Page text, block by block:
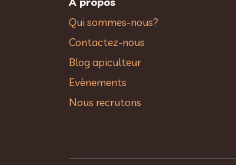
Qui sommes-nous?
Contactez-nous
Blog apiculteur
Evènements
Nous recrutons